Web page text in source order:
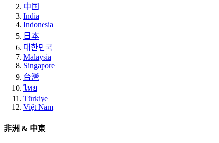
中国
India
Indonesia
日本
대한민국
Malaysia
Singapore
台灣
ไทย
Türkiye
Việt Nam
非洲 & 中東